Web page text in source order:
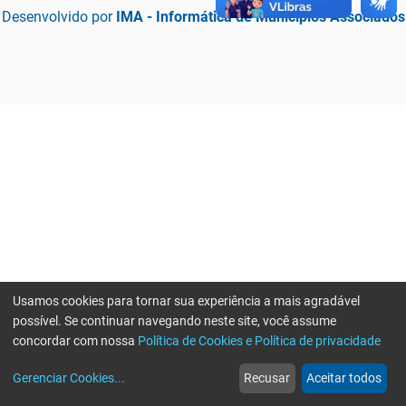
Desenvolvido por IMA - Informática de Municípios Associados
web
Notícias
more_horiz
Mais
Usamos cookies para tornar sua experiência a mais agradável
possível. Se continuar navegando neste site, você assume
concordar com nossa Política de Cookies e Política de privacidade
Gerenciar Cookies... Recusar Aceitar todos
Erro ao enviar informações, por favor tente novamente